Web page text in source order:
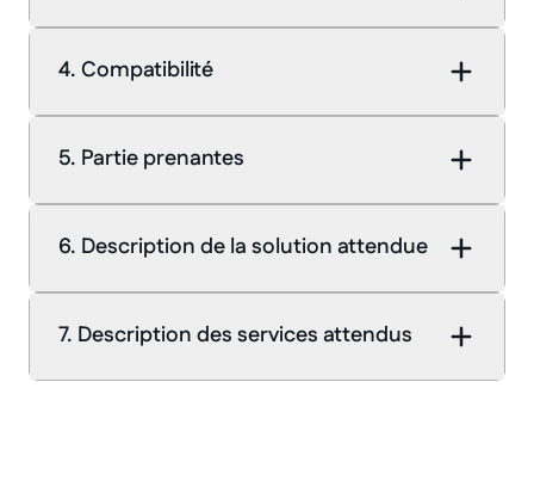
4. Compatibilité
5. Partie prenantes
6. Description de la solution attendue
7. Description des services attendus